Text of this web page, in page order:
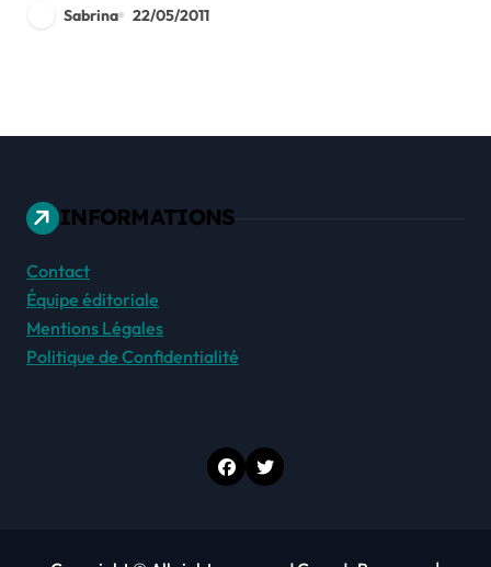
Sabrina 22/05/2011
INFORMATIONS
Contact
Équipe éditoriale
Mentions Légales
Politique de Confidentialité